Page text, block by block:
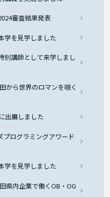
審査結果発表
学を見学しました
別講師として来学しまし
から世界のロマンを覗く
出展しました
プログラミングアワード
学を見学しました
県内企業で働くOB・OG